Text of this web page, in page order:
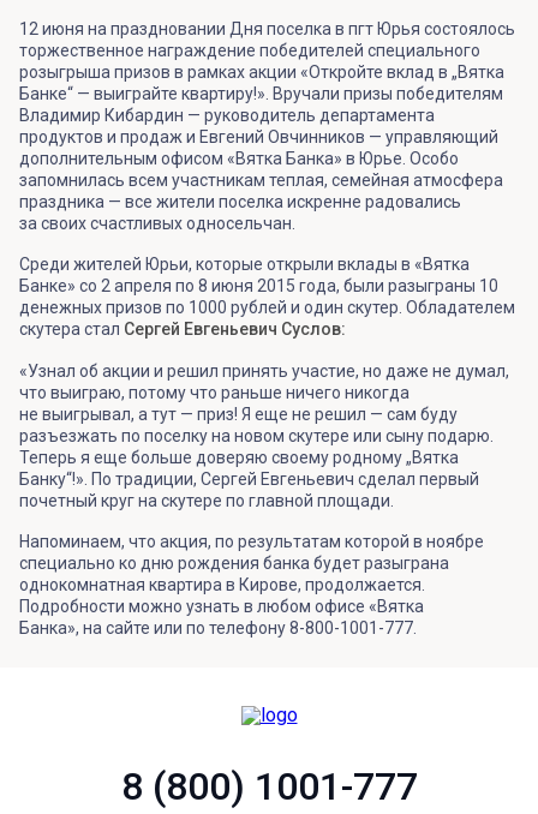
12 июня на праздновании Дня поселка в пгт Юрья состоялось
торжественное награждение победителей специального
розыгрыша призов в рамках акции «Откройте вклад в „Вятка
Банке“ — выиграйте квартиру!». Вручали призы победителям
Владимир Кибардин — руководитель департамента
продуктов и продаж и Евгений Овчинников — управляющий
дополнительным офисом «Вятка Банка» в Юрье. Особо
запомнилась всем участникам теплая, семейная атмосфера
праздника — все жители поселка искренне радовались
за своих счастливых односельчан.
Среди жителей Юрьи, которые открыли вклады в «Вятка
Банке» со 2 апреля по 8 июня 2015 года, были разыграны 10
денежных призов по 1000 рублей и один скутер. Обладателем
скутера стал Сергей Евгеньевич Суслов:
«Узнал об акции и решил принять участие, но даже не думал,
что выиграю, потому что раньше ничего никогда
не выигрывал, а тут — приз! Я еще не решил — сам буду
разъезжать по поселку на новом скутере или сыну подарю.
Теперь я еще больше доверяю своему родному „Вятка
Банку“!». По традиции, Сергей Евгеньевич сделал первый
почетный круг на скутере по главной площади.
Напоминаем, что акция, по результатам которой в ноябре
специально ко дню рождения банка будет разыграна
однокомнатная квартира в Кирове, продолжается.
Подробности можно узнать в любом офисе «Вятка
Банка», на сайте или по телефону 8-800-1001-777.
8 (800) 1001-777